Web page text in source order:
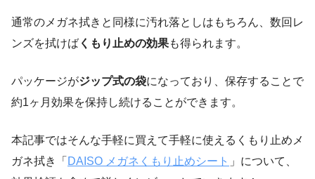
通常のメガネ拭きと同様に汚れ落としはもちろん、数回レ
ンズを拭けば くもり止めの効果も得られます。
パッケージがジップ式の袋になっており、保存することで
約1ヶ月効果を保持し続けることができます。
本記事ではそんな手軽に買えて手軽に使えるくもり止めメ
ガネ拭き「 DAISO メガネくもり止めシート 」について、